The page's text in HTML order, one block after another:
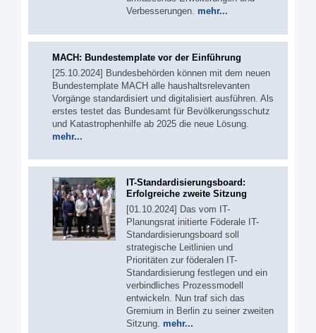
Verbesserungen. mehr...
MACH: Bundestemplate vor der Einführung
[25.10.2024] Bundesbehörden können mit dem neuen
Bundestemplate MACH alle haushaltsrelevanten
Vorgänge standardisiert und digitalisiert ausführen. Als
erstes testet das Bundesamt für Bevölkerungsschutz
und Katastrophenhilfe ab 2025 die neue Lösung.
mehr...
IT-Standardisierungsboard:
Erfolgreiche zweite Sitzung
[01.10.2024] Das vom IT-
Planungsrat initierte Föderale IT-
Standardisierungsboard soll
strategische Leitlinien und
Prioritäten zur föderalen IT-
Standardisierung festlegen und ein
verbindliches Prozessmodell
entwickeln. Nun traf sich das
Gremium in Berlin zu seiner zweiten
Sitzung. mehr...